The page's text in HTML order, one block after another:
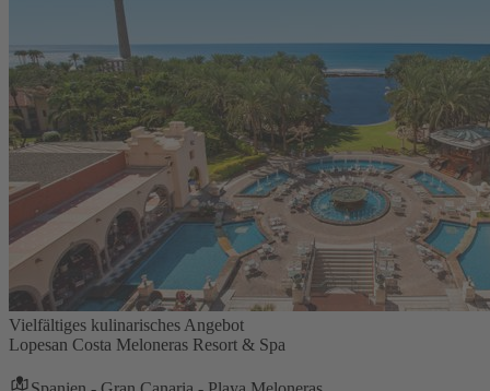
Vielfältiges kulinarisches Angebot
Lopesan Costa Meloneras Resort & Spa